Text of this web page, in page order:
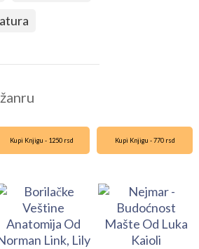
Kupi Knjigu - 1250 rsd Kupi Knjigu - 770 rsd